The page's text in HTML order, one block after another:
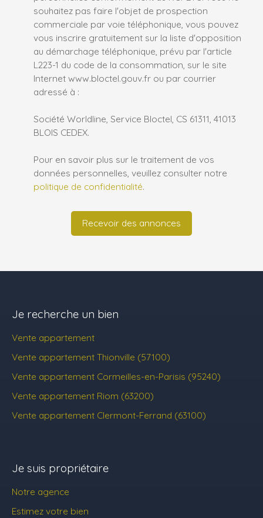
souhaitez pas faire l'objet de prospection
commerciale par voie téléphonique, vous pouvez
vous inscrire gratuitement sur la liste d'opposition
au démarchage téléphonique, prévu par l'article
L223-1 du code de la consommation, sur le site
Internet www.bloctel.gouv.fr ou par courrier
adressé à :
Société Worldline, Service Bloctel, CS 61311, 41013
BLOIS CEDEX.
Pour en savoir plus sur le traitement de vos
données personnelles, veuillez consulter notre
politique de confidentialité.
Recevoir des annonces
Je recherche un bien
Vente appartement
Vente appartement Thionville (57100)
Vente appartement Cormeilles-en-Parisis (95240)
Vente appartement Riom (63200)
Vente appartement Clermont-Ferrand (63100)
Je suis propriétaire
Notre agence
Estimez votre bien